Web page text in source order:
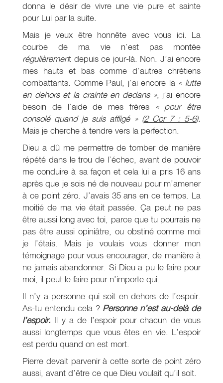
donna le désir de vivre une vie pure et sainte
pour Lui par la suite.
Mais je veux être honnête avec vous ici. La
courbe de ma vie n’est pas montée
régulièrement depuis ce jour-là. Non. J’ai encore
mes hauts et bas comme d’autres chrétiens
combattants. Comme Paul, j’ai encore la « lutte
en dehors et la crainte en dedans », j’ai encore
besoin de l’aide de mes frères
« pour être
consolé quand je suis affligé » (2 Cor 7 : 5-6).
Mais je cherche à tendre vers la perfection.
Dieu a dû me permettre de tomber de manière
répété dans le trou de l’échec, avant de pouvoir
me conduire à sa façon et cela lui a pris 16 ans
après que je sois né de nouveau pour m’amener
à ce point zéro. J’avais 35 ans en ce temps. La
moitié de ma vie était passée. Ça peut ne pas
être aussi long avec toi, parce que tu pourrais ne
pas être aussi opiniâtre, ou obstiné comme moi
je l’étais. Mais je voulais vous donner mon
témoignage pour vous encourager, de manière à
ne jamais abandonner. Si Dieu a pu le faire pour
moi, il peut le faire pour n’importe qui.
Il n’y a personne qui soit en dehors de l’espoir.
As-tu entendu cela ? Personne n’est au-delà de
l’espoir. Il y a de l’espoir pour chacun de vous
aussi longtemps que vous êtes en vie. L’espoir
est perdu quand on est mort.
Pierre devait parvenir à cette sorte de point zéro
aussi, avant d’être ce que Dieu voulait qu’il soit.